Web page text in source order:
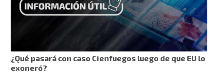
¿Qué pasará con caso Cienfuegos luego de que EU lo
exoneró?